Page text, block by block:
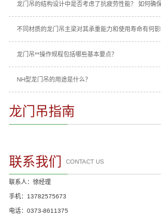
龙门吊的结构设计中是否考虑了抗疲劳性能？ 如何确
不同材质的龙门吊主梁对其承重能力和使用寿命有何影
龙门吊**操作规程包括哪些基本要点？
NH型龙门吊的用途是什么？
龙门吊指南
联系我们 CONTACT US
联系人：徐经理
手机：13782575673
电话：0373-8611375